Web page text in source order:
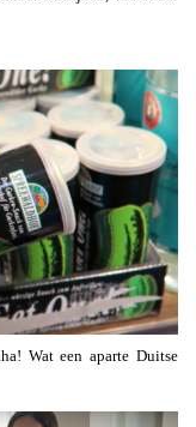
Wat een aparte Duitse